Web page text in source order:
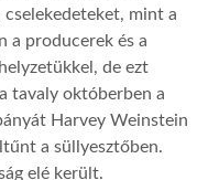
cselekedeteket, mint a
a producerek és a
de ezt
tavaly októberben a
Harvey Weinstein
a süllyesztőben.
elé került.